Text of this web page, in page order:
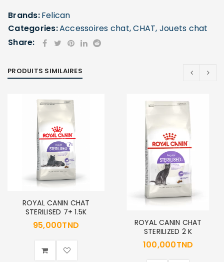
Brands:Felican
Categories:Accessoires chat,CHAT, Jouets chat
Share:
PRODUITS SIMILAIRES
ROYAL CANIN CHAT
STERILISED 7+ 1.5K
95,000TND
ROYAL CANIN CHAT
STERILIZED 2 K
100,000TND